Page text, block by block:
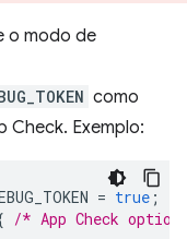
o modo de
como
Check. Exemplo:
= true ;
/* App Check